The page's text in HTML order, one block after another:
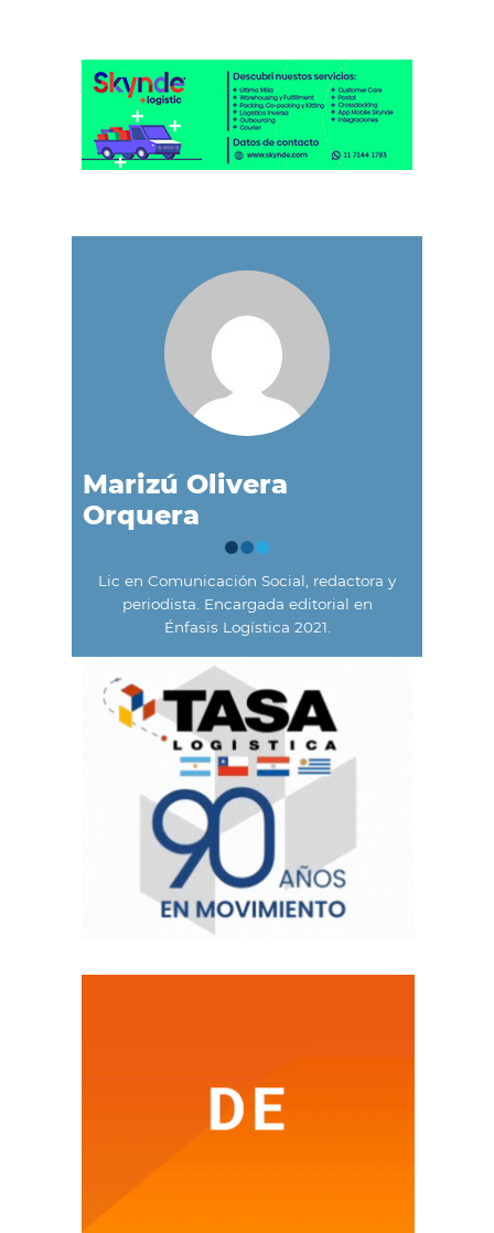
Marizú Olivera
Orquera
Lic en Comunicación Social, redactora y
periodista. Encargada editorial en
Énfasis Logística 2021.